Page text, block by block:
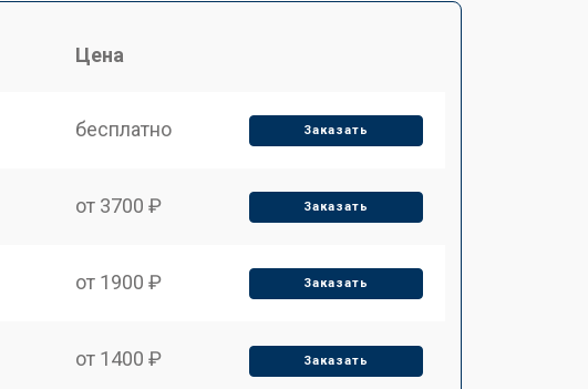
Цена
бесплатно Заказать
от 3700 ₽ Заказать
от 1900 ₽ Заказать
от 1400 ₽ Заказать